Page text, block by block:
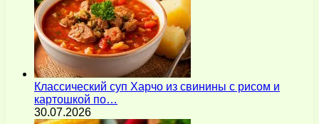
Классический суп Харчо из свинины с рисом и
картошкой по…
30.07.2026